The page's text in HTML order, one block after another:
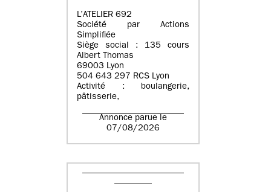
L’ATELIER 692
Société par Actions
Simplifiée
Siège social : 135 cours
Albert Thomas
69003 Lyon
504 643 297 RCS Lyon
Activité : boulangerie,
pâtisserie,
Annonce parue le
07/08/2026